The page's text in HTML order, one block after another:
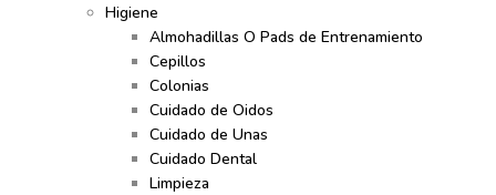
Higiene
Almohadillas O Pads de Entrenamiento
Cepillos
Colonias
Cuidado de Oidos
Cuidado de Unas
Cuidado Dental
Limpieza